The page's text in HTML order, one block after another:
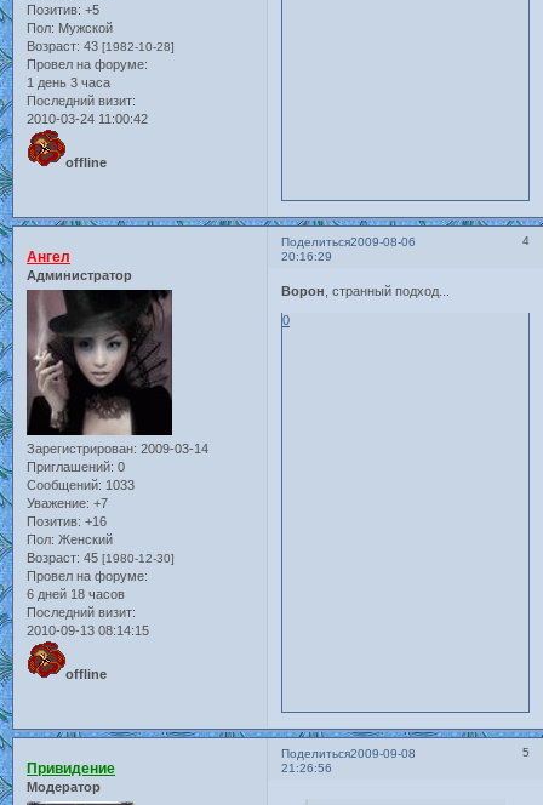
Позитив: +5
Пол: Мужской
Возраст: 43 [1982-10-28]
Провел на форуме:
1 день 3 часа
Последний визит:
2010-03-24 11:00:42
offline
Поделиться 4
2009-08-06
20:16:29
Ангел
Администратор
Зарегистрирован: 2009-03-14
Приглашений: 0
Сообщений: 1033
Уважение: +7
Позитив: +16
Пол: Женский
Возраст: 45 [1980-12-30]
Провел на форуме:
6 дней 18 часов
Последний визит:
2010-09-13 08:14:15
offline
Ворон , странный подход...
0
Поделиться 5
2009-09-08
21:26:56
Привидение
Модератор